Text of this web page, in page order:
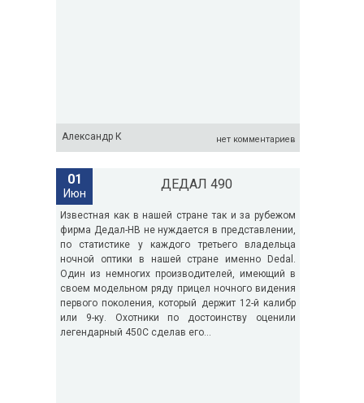
Александр К нет комментариев
01
Июн
ДЕДАЛ 490
Известная как в нашей стране так и за рубежом
фирма Дедал-НВ не нуждается в представлении,
по статистике у каждого третьего владельца
ночной оптики в нашей стране именно Dedal.
Один из немногих производителей, имеющий в
своем модельном ряду прицел ночного видения
первого поколения, который держит 12-й калибр
или 9-ку. Охотники по достоинству оценили
легендарный 450С сделав его...